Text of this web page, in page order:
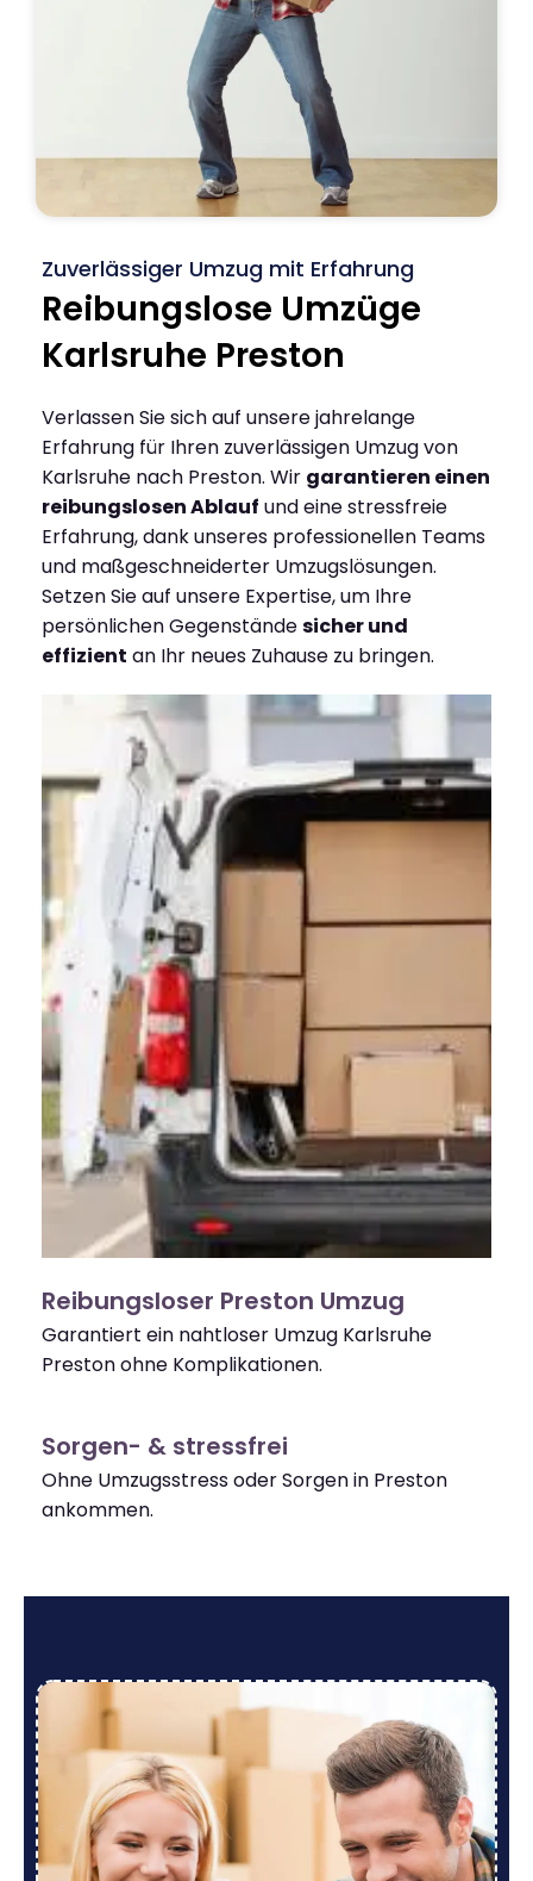
Zuverlässiger Umzug mit Erfahrung
Reibungslose Umzüge
Karlsruhe Preston
Verlassen Sie sich auf unsere jahrelange
Erfahrung für Ihren zuverlässigen Umzug von
Karlsruhe nach Preston. Wir garantieren einen
reibungslosen Ablauf und eine stressfreie
Erfahrung, dank unseres professionellen Teams
und maßgeschneiderter Umzugslösungen.
Setzen Sie auf unsere Expertise, um Ihre
persönlichen Gegenständesicher und
effizient an Ihr neues Zuhause zu bringen.
Reibungsloser Preston Umzug
Garantiert ein nahtloser Umzug Karlsruhe
Preston ohne Komplikationen.
Sorgen- & stressfrei
Ohne Umzugsstress oder Sorgen in Preston
ankommen.